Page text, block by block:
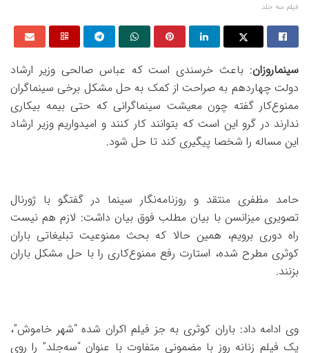
فیلم سه جلد
سینماروزان: باعث خرسندی است که عباس صالحی وزیر ارشاد
دولت چهاردهم به صراحت از کمک به حل مشکل برخی سینماگران
ممنوع‌کار گفته چون معیشت سینماگرانی که حتی بیمه بیکاری
ندارند در گرو این است که بتوانند کار کنند و امیدواریم وزیر ارشاد
این مساله را شخصا پیگیری کند تا حل شود.
حامد مظفری منتقد و روزنامه‌نگار سینما در گفتگو با ژورنال
تصویری میزانسن با بیان مطلب فوق بیان داشت: لازم هم نیست
راه دوری برویم، همین حالا که بحث ممنوعیت تبلیغاتی باران
کوثری مطرح شده، استارت رفع ممنوع‌کاری را با حل مشکل باران
بزنند.
وی ادامه داد: باران کوثری به جز فیلم اکران شده “شهر خاموش”،
یک فیلم زنانه روز با مضمونی متفاوت با عنوان “سه‌جلد” را روی